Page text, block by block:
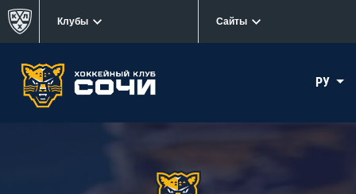
Клубы Сайты
РУ